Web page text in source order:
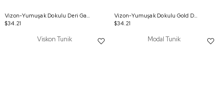
Vizon-Yumuşak Dokulu Deri Garnili Tunik
$34.21
Vizon-Yumuşak Dokulu Gold Düğmeli Tunik
$34.21
Viskon Tunik Modal Tunik